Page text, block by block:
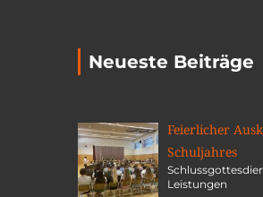
Neueste Beiträge
Feierlicher
Schuljahres
Leistungen